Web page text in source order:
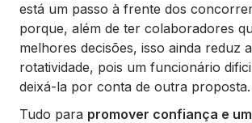
está um passo à frente dos
porque, além de ter colaboradores
melhores decisões, isso ainda reduz
rotatividade, pois um funcionário
deixá-la por conta de outra proposta.
Tudo para promover confiança e um